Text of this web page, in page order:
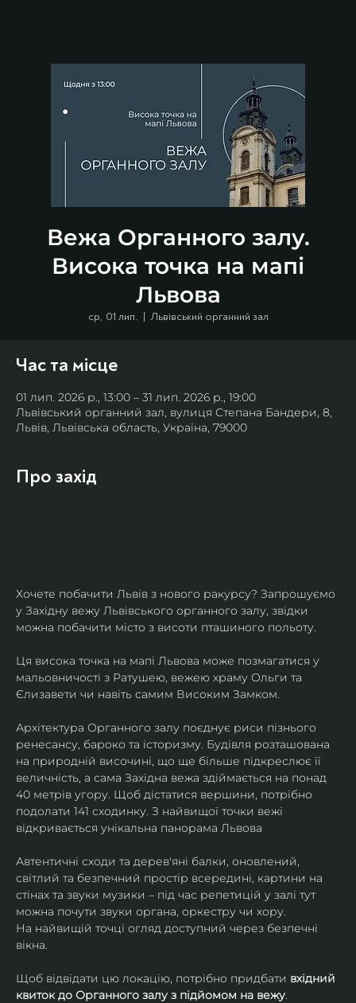
Вежа Органного залу.
Висока точка на мапі
Львова
ср, 01 лип.
  |
Львівський органний зал
Час та місце
01 лип. 2026 р., 13:00 – 31 лип. 2026 р., 19:00
Львівський органний зал, вулиця Степана Бандери, 8,
Львів, Львівська область, Україна, 79000
Про захід
Хочете побачити Львів з нового ракурсу? Запрошуємо
у Західну вежу Львівського органного залу, звідки
можна побачити місто з висоти пташиного польоту.
Ця висока точка на мапі Львова може позмагатися у
мальовничості з Ратушею, вежею храму Ольги та
Єлизавети чи навіть самим Високим Замком.
Архітектура Органного залу поєднує риси пізнього
ренесансу, бароко та історизму. Будівля розташована
на природній височині, що ще більше підкреслює її
величність, а сама Західна вежа здіймається на понад
40 метрів угору. Щоб дістатися вершини, потрібно
подолати 141 сходинку. З найвищої точки вежі
відкривається унікальна панорама Львова
Автентичні сходи та дерев'яні балки, оновлений,
світлий та безпечний простір всередині, картини на
стінах та звуки музики – під час репетицій у залі тут
можна почути звуки органа, оркестру чи хору.
На найвищій точці огляд доступний через безпечні
вікна.
Щоб відвідати цю локацію, потрібно придбати вхідний
квиток до Органного залу з підйомом на вежу.